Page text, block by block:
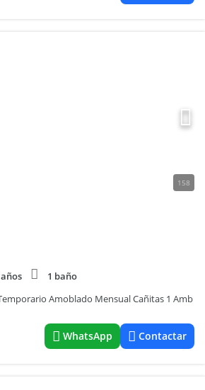
158
1 baño
Amoblado Mensual Cañitas 1 Amb
WhatsApp Contactar